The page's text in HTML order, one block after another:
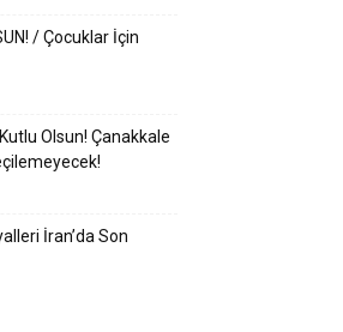
/ Çocuklar İçin
Olsun! Çanakkale
İran’da Son